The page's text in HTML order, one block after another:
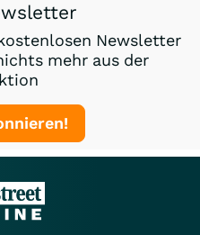
Newsletter
mehr aus der